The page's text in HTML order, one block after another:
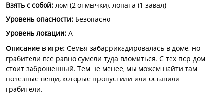
Взять с собой: лом (2 отмычки), лопата (1 завал)
Уровень опасности: Безопасно
Уровень локации: A
Описание в игре: Семья забаррикадировалась в доме, но
грабители все равно сумели туда вломиться. С тех пор дом
стоит заброшенный. Тем не менее, мы можем найти там
полезные вещи, которые пропустили или оставили
грабители.